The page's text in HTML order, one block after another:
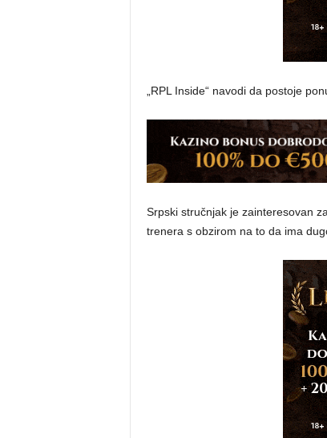
„RPL Inside“ navodi da postoje
Srpski stručnjak je zainteresovan
trenera s obzirom na to da ima